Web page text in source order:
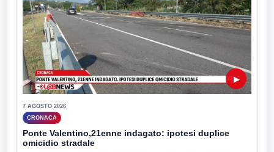
▶
7 AGOSTO 2026
CRONACA
Ponte Valentino,21enne indagato: ipotesi duplice
omicidio stradale